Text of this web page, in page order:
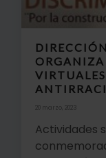
ORGANIZA
20 marzo, 2023
Actividades